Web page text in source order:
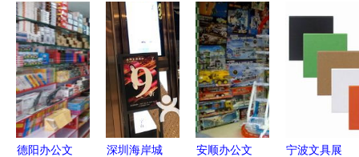
与趣味的立
体结合——
以苍南县金
乡大丰包装
文化用品厂
为例
化用品，创
意点亮生活
日常
亲密伴侣与
知识载体
德阳办公文
深圳海岸城
安顺办公文
宁波文具展